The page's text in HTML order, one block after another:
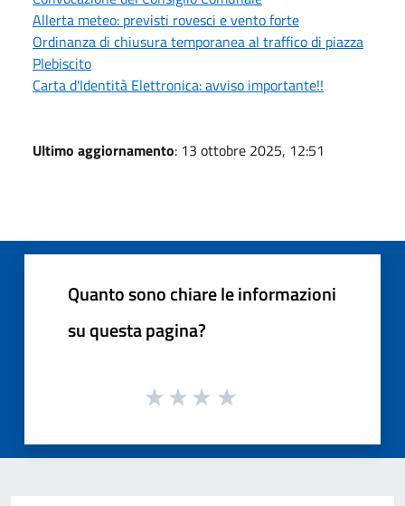
Allerta meteo: previsti rovesci e vento forte
Ordinanza di chiusura temporanea al traffico di piazza
Plebiscito
Carta d'Identità Elettronica: avviso importante!!
Ultimo aggiornamento: 13 ottobre 2025, 12:51
Quanto sono chiare le informazioni
su questa pagina?